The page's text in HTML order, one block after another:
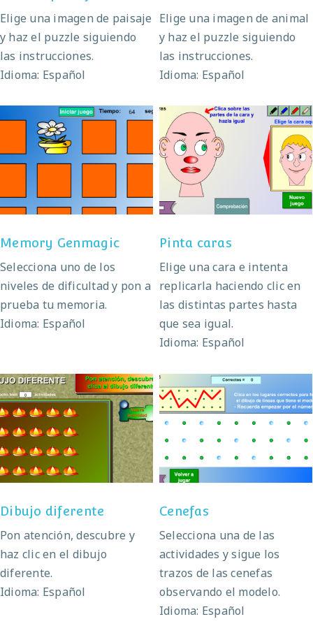
Elige una imagen de paisaje
y haz el puzzle siguiendo
las instrucciones.
Idioma: Español
Elige una imagen de animal
y haz el puzzle siguiendo
las instrucciones.
Idioma: Español
Memory Genmagic
Memory Genmagic
Selecciona uno de los
niveles de dificultad y pon a
prueba tu memoria.
Idioma: Español
Pinta caras
Pinta caras
Elige una cara e intenta
replicarla haciendo clic en
las distintas partes hasta
que sea igual.
Idioma: Español
Dibujo diferente
Dibujo diferente
Pon atención, descubre y
haz clic en el dibujo
diferente.
Idioma: Español
Cenefas
Selecciona una de las
actividades y sigue los
trazos de las cenefas
observando el modelo.
Idioma: Español